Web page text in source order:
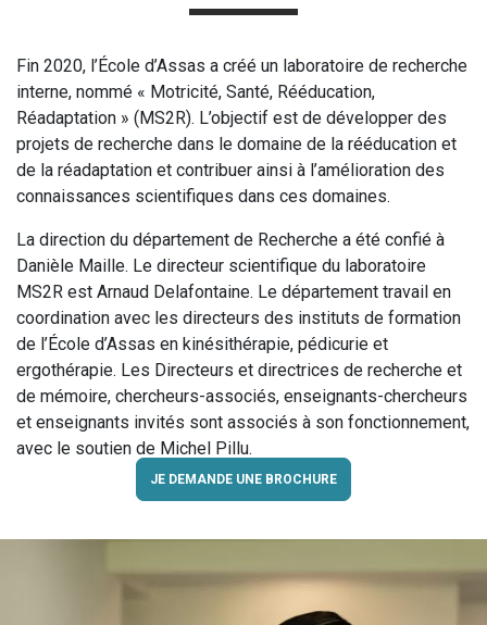
Fin 2020, l’École d’Assas a créé un laboratoire de recherche
interne, nommé « Motricité, Santé, Rééducation,
Réadaptation » (MS2R). L’objectif est de développer des
projets de recherche dans le domaine de la rééducation et
de la réadaptation et contribuer ainsi à l’amélioration des
connaissances scientifiques dans ces domaines.
La direction du département de Recherche a été confié à
Danièle Maille. Le directeur scientifique du laboratoire
MS2R est Arnaud Delafontaine. Le département travail en
coordination avec les directeurs des instituts de formation
de l’École d’Assas en kinésithérapie, pédicurie et
ergothérapie. Les Directeurs et directrices de recherche et
de mémoire, chercheurs-associés, enseignants-chercheurs
et enseignants invités sont associés à son fonctionnement,
avec le soutien de Michel Pillu.
JE DEMANDE UNE BROCHURE